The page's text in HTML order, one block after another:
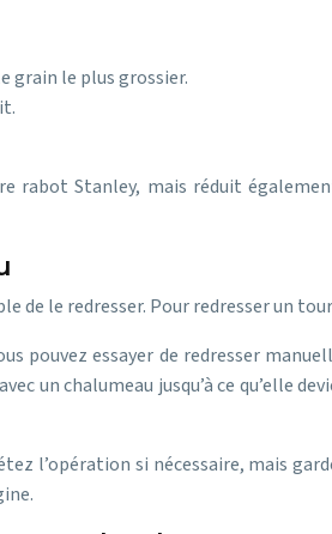
grain le plus grossier.
rabot Stanley, mais réduit
le redresser. Pour redresser un
pouvez essayer de redresser
un chalumeau jusqu’à ce qu’elle
l’opération si nécessaire, mais